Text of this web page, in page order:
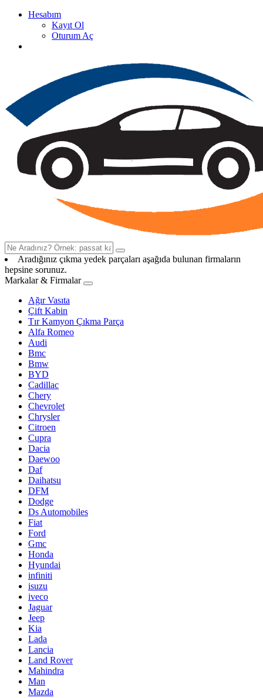
Hesabım
Kayıt Ol
Oturum Aç
Aradığınız çıkma yedek parçaları aşağıda bulunan firmaların
hepsine sorunuz.
Markalar & Firmalar
Ağır Vasıta
Çift Kabin
Tır Kamyon Çıkma Parça
Alfa Romeo
Audi
Bmc
Bmw
BYD
Cadillac
Chery
Chevrolet
Chrysler
Citroen
Cupra
Dacia
Daewoo
Daf
Daihatsu
DFM
Dodge
Ds Automobiles
Fiat
Ford
Gmc
Honda
Hyundai
infiniti
isuzu
iveco
Jaguar
Jeep
Kia
Lada
Lancia
Land Rover
Mahindra
Man
Mazda